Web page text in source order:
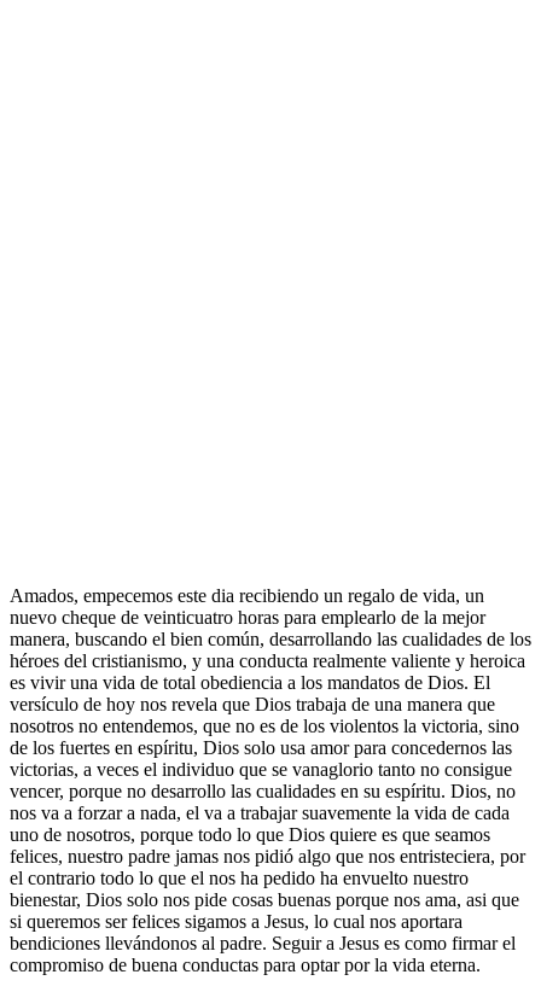
Amados, empecemos este dia recibiendo un regalo de vida, un
nuevo cheque de veinticuatro horas para emplearlo de la mejor
manera, buscando el bien común, desarrollando las cualidades de los
héroes del cristianismo, y una conducta realmente valiente y heroica
es vivir una vida de total obediencia a los mandatos de Dios. El
versículo de hoy nos revela que Dios trabaja de una manera que
nosotros no entendemos, que no es de los violentos la victoria, sino
de los fuertes en espíritu, Dios solo usa amor para concedernos las
victorias, a veces el individuo que se vanaglorio tanto no consigue
vencer, porque no desarrollo las cualidades en su espíritu. Dios, no
nos va a forzar a nada, el va a trabajar suavemente la vida de cada
uno de nosotros, porque todo lo que Dios quiere es que seamos
felices, nuestro padre jamas nos pidió algo que nos entristeciera, por
el contrario todo lo que el nos ha pedido ha envuelto nuestro
bienestar, Dios solo nos pide cosas buenas porque nos ama, asi que
si queremos ser felices sigamos a Jesus, lo cual nos aportara
bendiciones llevándonos al padre. Seguir a Jesus es como firmar el
compromiso de buena conductas para optar por la vida eterna.